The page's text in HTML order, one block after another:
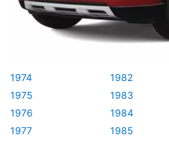
1974
1975
1976
1977
1982
1983
1984
1985